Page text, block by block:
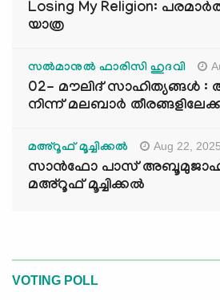
Losing My Religion:
യാത്ര
സൽമാനുൽ ഫാരിസി ഹുദവി
02- മൗലിദ്
നിന്ന് മലബാർ
മഅ്റൂഫ് മൂച്ചിക്കല്‍ Aug 22, 2025
സാൻഫോ പാസ്
മഅ്റൂഫ് മൂച്ചിക്കല്‍
VOTING POLL